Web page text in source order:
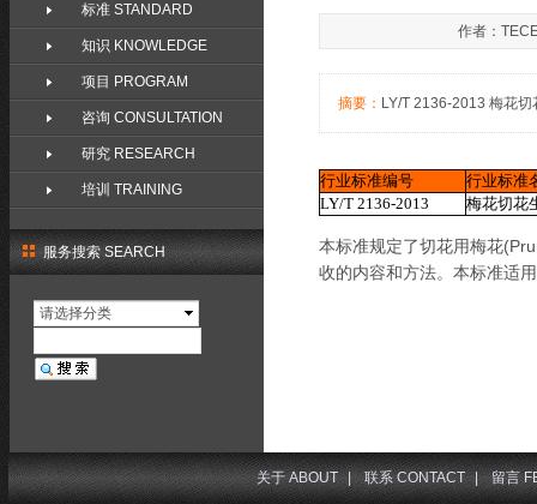
服务搜索 SEARCH
请选择分类
作者：
摘要： LY/T 2136-2013 梅花
行业标准编号
行业标准
LY/T 2136-2013
梅花切花
本标准规定了切花用梅花
收的内容和方法。本标准适
标准 STANDARD
知识 KNOWLEDGE
项目 PROGRAM
咨询 CONSULTATION
研究 RESEARCH
培训 TRAINING
关于 ABOUT | 联系 CONTACT | 留言